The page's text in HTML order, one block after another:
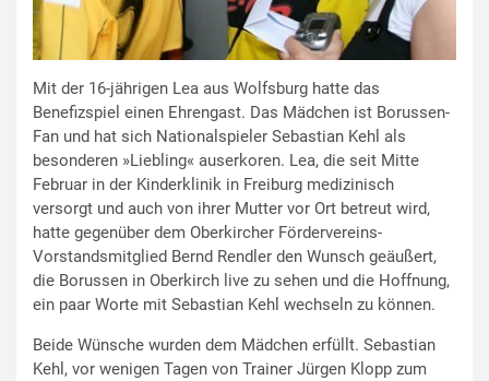
Mit der 16-jährigen Lea aus Wolfsburg hatte das
Benefizspiel einen Ehrengast. Das Mädchen ist Borussen-
Fan und hat sich Nationalspieler Sebastian Kehl als
besonderen »Liebling« auserkoren. Lea, die seit Mitte
Februar in der Kinderklinik in Freiburg medizinisch
versorgt und auch von ihrer Mutter vor Ort betreut wird,
hatte gegenüber dem Oberkircher Fördervereins-
Vorstandsmitglied Bernd Rendler den Wunsch geäußert,
die Borussen in Oberkirch live zu sehen und die Hoffnung,
ein paar Worte mit Sebastian Kehl wechseln zu können.
Beide Wünsche wurden dem Mädchen erfüllt. Sebastian
Kehl, vor wenigen Tagen von Trainer Jürgen Klopp zum